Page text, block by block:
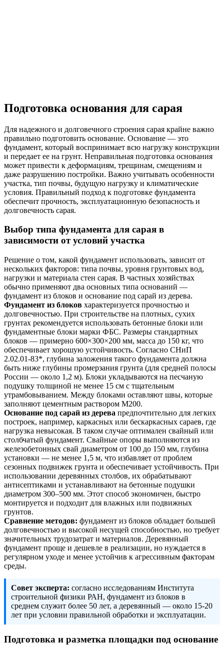
Подготовка основания для сарая
Для надежного и долговечного строения сарая крайне важно
правильно подготовить основание. Основание — это
фундамент, который воспринимает всю нагрузку конструкции
и передает ее на грунт. Неправильная подготовка основания
может привести к деформациям, трещинам, смещениям и
даже разрушению постройки. Важно учитывать особенности
участка, тип почвы, будущую нагрузку и климатические
условия. Правильный подход к подготовке фундамента
обеспечит прочность, эксплуатационную безопасность и
долговечность сарая.
Выбор типа фундамента для сарая в
зависимости от условий участка
Решение о том, какой фундамент использовать, зависит от
нескольких факторов: типа почвы, уровня грунтовых вод,
нагрузки и материала стен сарая. В частных хозяйствах
обычно применяют два основных типа оснований —
фундамент из блоков и основание под сарай из дерева.
Фундамент из блоков характеризуется прочностью и
долговечностью. При строительстве на плотных, сухих
грунтах рекомендуется использовать бетонные блоки или
фундаментные блоки марки ФБС. Размеры стандартных
блоков — примерно 600×300×200 мм, масса до 150 кг, что
обеспечивает хорошую устойчивость. Согласно СНиП
2.02.01-83*, глубина заложения такого фундамента должна
быть ниже глубины промерзания грунта (для средней полосы
России — около 1,2 м). Блоки укладываются на песчаную
подушку толщиной не менее 15 см с тщательным
утрамбовыванием. Между блоками оставляют швы, которые
заполняют цементным раствором М200.
Основание под сарай из дерева предпочтительно для легких
построек, например, каркасных или бескаркасных сараев, где
нагрузка невысокая. В таком случае оптимален свайный или
столбчатый фундамент. Свайные опоры выполняются из
железобетонных свай диаметром от 100 до 150 мм, глубина
установки — не менее 1,5 м, что избавляет от проблем
сезонных подвижек грунта и обеспечивает устойчивость. При
использовании деревянных столбов, их обрабатывают
антисептиками и устанавливают на бетонные подушки
диаметром 300–500 мм. Этот способ экономичен, быстро
монтируется и подходит для влажных или подвижных
грунтов.
Сравнение методов: фундамент из блоков обладает большей
долговечностью и высокой несущей способностью, но требует
значительных трудозатрат и материалов. Деревянный
фундамент проще и дешевле в реализации, но нуждается в
регулярном уходе и менее устойчив к агрессивным факторам
среды.
Совет эксперта: согласно исследованиям Института
строительной физики РАН, фундамент из блоков в
среднем служит более 50 лет, а деревянный — около 15-20
лет при условии правильной обработки и эксплуатации.
Подготовка и разметка площадки под основание